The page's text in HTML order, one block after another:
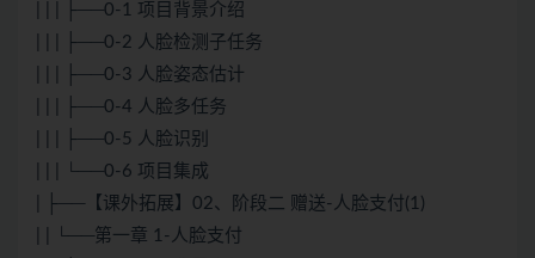
| | | ├──0-1 项目背景介绍
| | | ├──0-2 人脸检测子任务
| | | ├──0-3 人脸姿态估计
| | | ├──0-4 人脸多任务
| | | ├──0-5 人脸识别
| | | └──0-6 项目集成
| ├──【课外拓展】02、阶段二 赠送-人脸支付(1)
| | └──第一章 1-人脸支付